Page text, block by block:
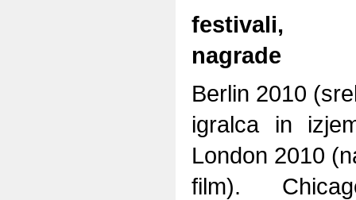
festivali,
nagrade
Berlin 2010
igralca in
London 2010
film).